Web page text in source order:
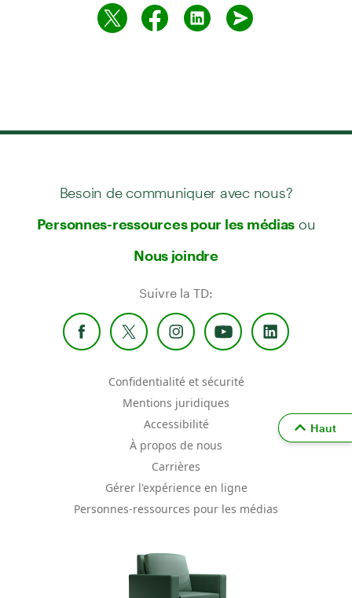
Besoin de communiquer avec nous?
Personnes-ressources pour les médias ou
Nous joindre
Suivre la TD:
Confidentialité et sécurité
Mentions juridiques
Accessibilité
À propos de nous
Carrières
Gérer l'expérience en ligne
Personnes-ressources pour les médias
Haut